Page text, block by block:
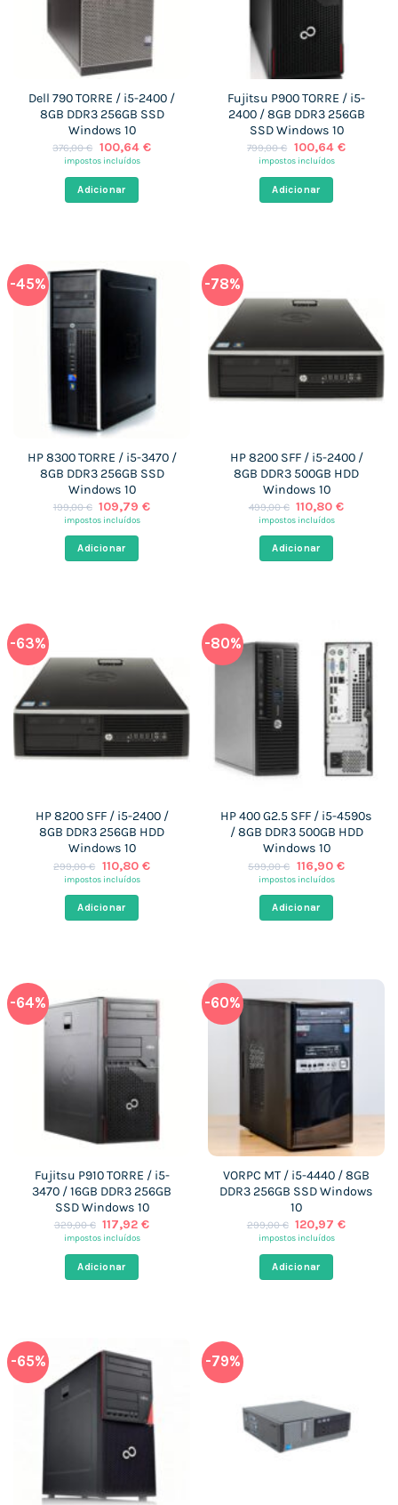
Dell 790 TORRE / i5-2400 /
8GB DDR3 256GB SSD
Windows 10
376,00€ O
preço
era:
376,00 €.
100,64 €O
impostos incluídos
Adicionar
Fujitsu P900 TORRE / i5-
2400 / 8GB DDR3 256GB
SSD Windows 10
799,00€ O
preço
era:
799,00 €.
100,64 €O
impostos incluídos
Adicionar
-45%
HP 8300 TORRE / i5-3470 /
8GB DDR3 256GB SSD
Windows 10
199,00€ O
preço
era:
199,00 €.
109,79€O
impostos incluídos
Adicionar
-78%
HP 8200 SFF / i5-2400 /
8GB DDR3 500GB HDD
Windows 10
499,00€ O
preço
era:
499,00 €.
110,80€O
impostos incluídos
Adicionar
-63%
HP 8200 SFF / i5-2400 /
8GB DDR3 256GB HDD
Windows 10
299,00€ O
preço
era:
299,00 €.
110,80 €O
impostos incluídos
Adicionar
-80%
HP 400 G2.5 SFF / i5-4590s
/ 8GB DDR3 500GB HDD
Windows 10
599,00€ O
preço
era:
599,00 €.
116,90 €O
impostos incluídos
Adicionar
-64%
Fujitsu P910 TORRE / i5-
3470 / 16GB DDR3 256GB
SSD Windows 10
329,00€ O
preço
329,00 €.
117,92€O
impostos incluídos
Adicionar
-60%
VORPC MT / i5-4440 / 8GB
DDR3 256GB SSD Windows
10
299,00€ O
preço
era:
299,00 €.
120,97€O
impostos incluídos
Adicionar
-65% -79%